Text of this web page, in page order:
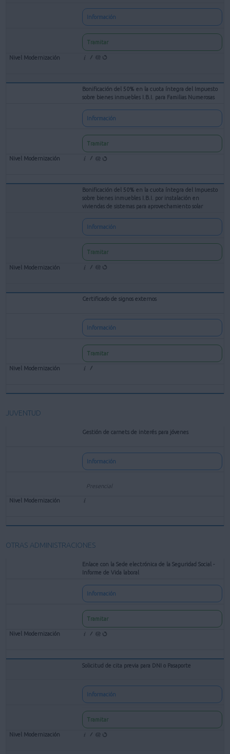
Información
Tramitar
Bonificación del 50% en la cuota íntegra del Impuesto
sobre bienes inmuebles I.B.I. para Familias Numerosas
Información
Tramitar
Bonificación del 50% en la cuota íntegra del Impuesto
sobre bienes inmuebles I.B.I. por instalación en
viviendas de sistemas para aprovechamiento solar
Información
Tramitar
Certificado de signos externos
Información
Tramitar
JUVENTUD
Gestión de carnets de interés para jóvenes
Información
Presencial
OTRAS ADMINISTRACIONES
Enlace con la Sede electrónica de la Seguridad Social -
Informe de Vida laboral
Información
Tramitar
Solicitud de cita previa para DNI o Pasaporte
Información
Tramitar